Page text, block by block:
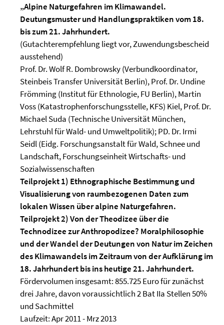
„Alpine Naturgefahren im Klimawandel.
Deutungsmuster und Handlungspraktiken vom 18.
bis zum 21. Jahrhundert.
(Gutachterempfehlung liegt vor, Zuwendungsbescheid
ausstehend)
Prof. Dr. Wolf R. Dombrowsky (Verbundkoordinator,
Steinbeis Transfer Universität Berlin), Prof. Dr. Undine
Frömming (Institut für Ethnologie, FU Berlin), Martin
Voss (Katastrophenforschungsstelle, KFS) Kiel, Prof. Dr.
Michael Suda (Technische Universität München,
Lehrstuhl für Wald- und Umweltpolitik); PD. Dr. Irmi
Seidl (Eidg. Forschungsanstalt für Wald, Schnee und
Landschaft, Forschungseinheit Wirtschafts- und
Sozialwissenschaften
Teilprojekt 1) Ethnographische Bestimmung und
Visualisierung von raumbezogenen Daten zum
lokalen Wissen über alpine Naturgefahren.
Teilprojekt 2) Von der Theodizee über die
Technodizee zur Anthropodizee? Moralphilosophie
und der Wandel der Deutungen von Natur im Zeichen
des Klimawandels im Zeitraum von der Aufklärung im
18. Jahrhundert bis ins heutige 21. Jahrhundert.
Fördervolumen insgesamt: 855.725 Euro für zunächst
drei Jahre, davon voraussichtlich 2 Bat IIa Stellen 50%
und Sachmittel
Laufzeit: Apr 2011 - Mrz 2013